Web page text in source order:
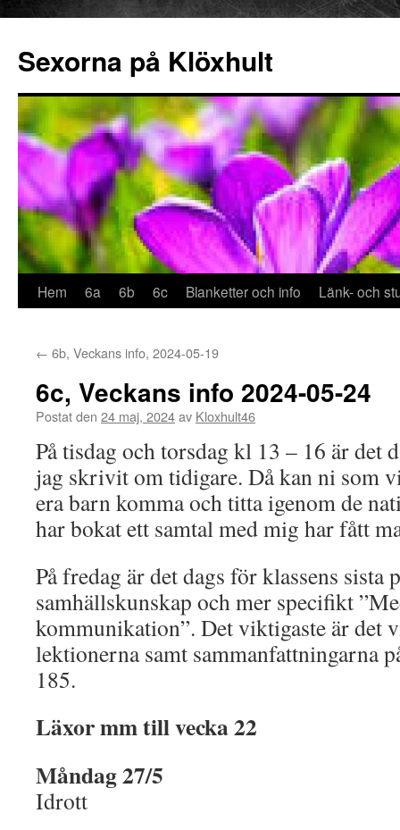
Sexorna på Klöxhult
Hoppa
innehåll
Hem 6a 6b 6c Blanketter och info Länk- och
← 6b, Veckans info, 2024-05-19
6c, Veckans info 2024-05-24
Postat den 24 maj, 2024av Kloxhult46
På tisdag och torsdag kl 13 – 16 är det
jag skrivit om tidigare. Då kan ni som
era barn komma och titta igenom de
har bokat ett samtal med mig har fått
På fredag är det dags för klassens sista
samhällskunskap och mer specifikt
kommunikation”. Det viktigaste är det
lektionerna samt sammanfattningarna
185.
Läxor mm till vecka 22
Måndag 27/5
Idrott